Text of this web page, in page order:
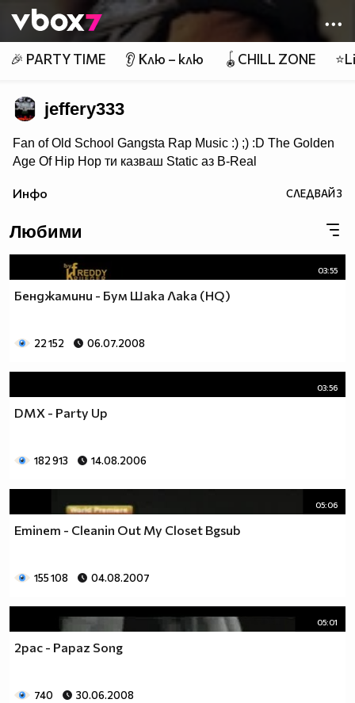
👾
🎉 PARTY TIME 👂 Клю – клю 🪀CHILL ZONE
jeffery333
Fan of Old School Gangsta Rap Music :) ;) :D The Golden
Age Of Hip Hop ти казваш Static аз B-Real
Snoop Doggy Dogg ти казваш Akon аз Eminem ти
Инфо СЛЕДВАЙ3
Любими
03:55
Бенджамини - Бум Шака Лака (HQ)
22 152 06.07.2008
03:56
DMX - Party Up
182 913 14.08.2006
05:06
Eminem - Cleanin Out My Closet Bgsub
155 108 04.08.2007
05:01
2pac - Papaz Song
740 30.06.2008